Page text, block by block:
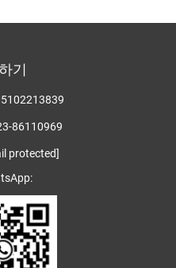
기
86110969
protected]